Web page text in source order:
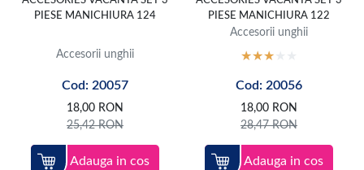
PIESE MANICHIURA 124
Accesorii unghii
Cod: 20057
18,00 RON
25,42RON
Adauga in cos
PIESE MANICHIURA 122
Accesorii unghii
Cod: 20056
18,00 RON
28,47RON
Adauga in cos